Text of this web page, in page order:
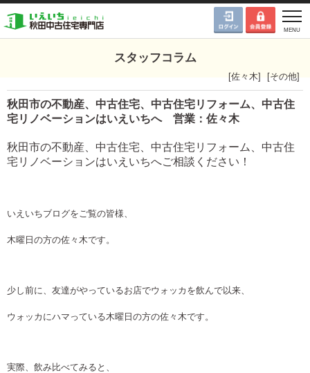
スタッフコラム
[佐々木] [その他]
秋田市の不動産、中古住宅、中古住宅リフォーム、中古住
宅リノベーションはいえいちへ 営業：佐々木
秋田市の不動産、中古住宅、中古住宅リフォーム、中古住
宅リノベーションはいえいちへご相談ください！
いえいちブログをご覧の皆様、
木曜日の方の佐々木です。
少し前に、友達がやっているお店でウォッカを飲んで以来、
ウォッカにハマっている木曜日の方の佐々木です。
実際、飲み比べてみると、